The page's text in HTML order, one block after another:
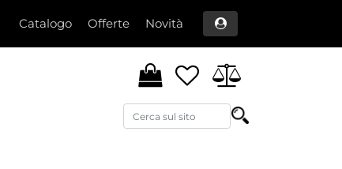
Catalogo Offerte Novità